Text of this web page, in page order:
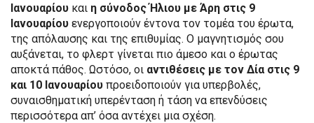
Ιανουαρίου και η σύνοδος Ήλιου με Άρη στις 9
Ιανουαρίου ενεργοποιούν έντονα τον τομέα του έρωτα,
της απόλαυσης και της επιθυμίας. Ο μαγνητισμός σου
αυξάνεται, το φλερτ γίνεται πιο άμεσο και ο έρωτας
αποκτά πάθος. Ωστόσο, οι αντιθέσεις με τον Δία στις 9
και 10 Ιανουαρίου προειδοποιούν για υπερβολές,
συναισθηματική υπερένταση ή τάση να επενδύσεις
περισσότερα απ’ όσα αντέχει μια σχέση.